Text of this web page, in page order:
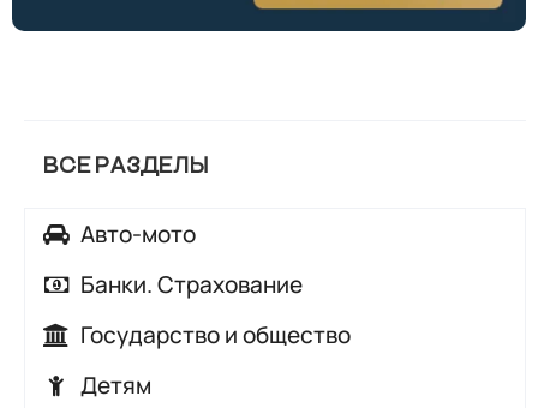
ВСЕ РАЗДЕЛЫ
Авто-мото
Автозапчасти
Автосалоны, автохаусы
Автосервисы, автотехцентры
Банки. Страхование
Банки
Государство и общество
Аварийные и диспетчерские службы
Детям